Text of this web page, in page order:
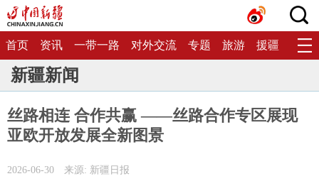
首页 资讯 一带一路 对外交流 专题 旅游 援疆 生态
新疆新闻
丝路相连 合作共赢 ——丝路合作专区展现
亚欧开放发展全新图景
2026-06-30 来源: 新疆日报